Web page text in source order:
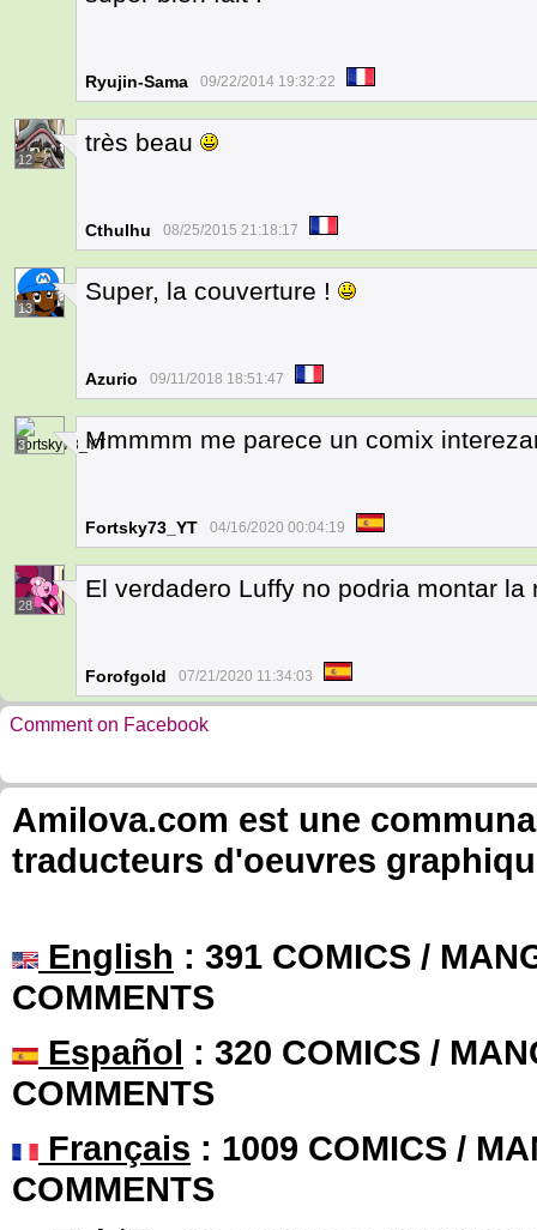
Ryujin-Sama 09/22/2014 19:32:22
12
très beau
Cthulhu 08/25/2015 21:18:17
13
Super, la couverture !
Azurio 09/11/2018 18:51:47
3 Mmmmm me parece un comix
Fortsky73_YT 04/16/2020 00:04:19
28
El verdadero Luffy no podria montar la
Forofgold 07/21/2020 11:34:03
Comment on Facebook
Amilova.com est une
traducteurs d'oeuvres
English : 391 COMICS /
COMMENTS
Español : 320 COMICS /
COMMENTS
Français : 1009 COMICS /
COMMENTS